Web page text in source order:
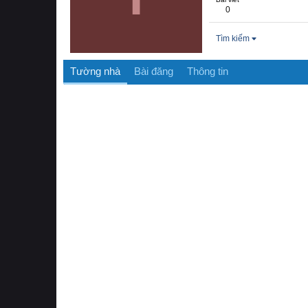
0
Tìm kiếm
Tường nhà Bài đăng Thông tin